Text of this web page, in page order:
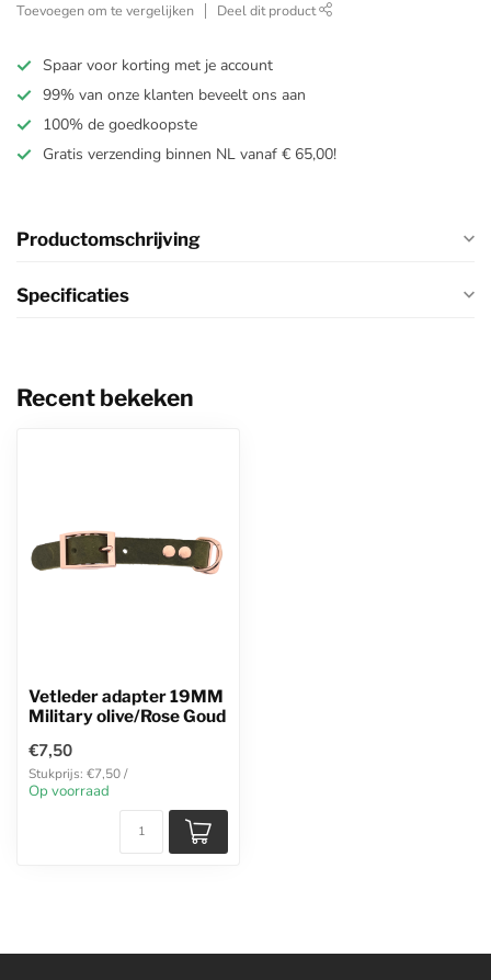
Toevoegen om te vergelijken Deel dit product
Spaar voor korting met je account
99% van onze klanten beveelt ons aan
100% de goedkoopste
Gratis verzending binnen NL vanaf € 65,00!
Productomschrijving
Specificaties
Recent bekeken
Vetleder adapter 19MM
Military olive/Rose Goud
€7,50
Stukprijs: €7,50 /
Op voorraad